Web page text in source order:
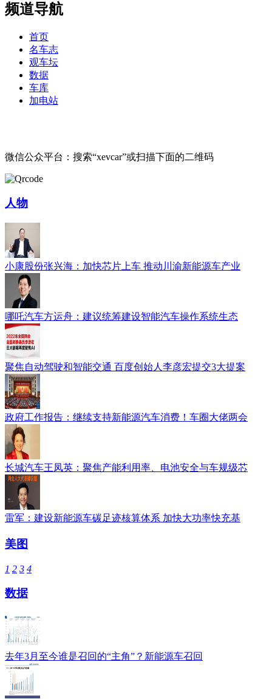
频道导航
首页
名车志
观车坛
数据
车库
加电站
微信公众平台：搜索“xevcar”或扫描下面的二维码
人物
小康股份张兴海：加快芯片上车 推动川渝新能源车产业
哪吒汽车方运舟：建议统筹建设智能汽车操作系统生态
聚焦自动驾驶和智能交通 百度创始人李彦宏提交3大提案
政府工作报告：继续支持新能源汽车消费！车圈大佬两会
长城汽车王凤英：聚焦产能利用率、电池安全与车规级芯
雷军：建设新能源车碳足迹核算体系 加快大功率快充基
美图
1 2 3 4
数据
去年3月至今谁是召回的“主角”？新能源车召回